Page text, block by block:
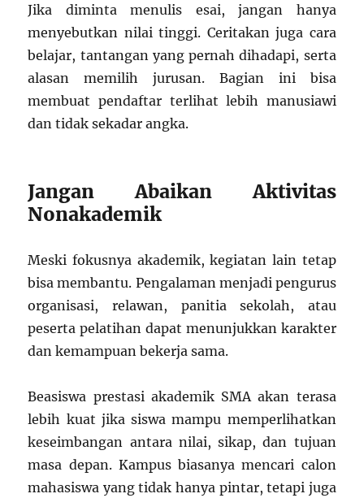
Jika diminta menulis esai, jangan hanya
menyebutkan nilai tinggi. Ceritakan juga cara
belajar, tantangan yang pernah dihadapi, serta
alasan memilih jurusan. Bagian ini bisa
membuat pendaftar terlihat lebih manusiawi
dan tidak sekadar angka.
Jangan Abaikan Aktivitas
Nonakademik
Meski fokusnya akademik, kegiatan lain tetap
bisa membantu. Pengalaman menjadi pengurus
organisasi, relawan, panitia sekolah, atau
peserta pelatihan dapat menunjukkan karakter
dan kemampuan bekerja sama.
Beasiswa prestasi akademik SMA akan terasa
lebih kuat jika siswa mampu memperlihatkan
keseimbangan antara nilai, sikap, dan tujuan
masa depan. Kampus biasanya mencari calon
mahasiswa yang tidak hanya pintar, tetapi juga